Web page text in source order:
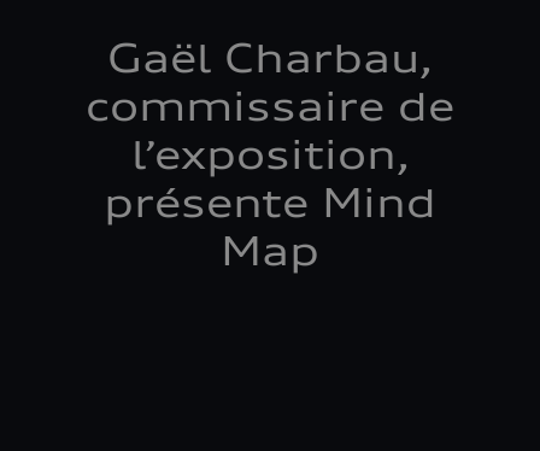
Gaël Charbau,
commissaire de
l’exposition,
présente Mind
Map